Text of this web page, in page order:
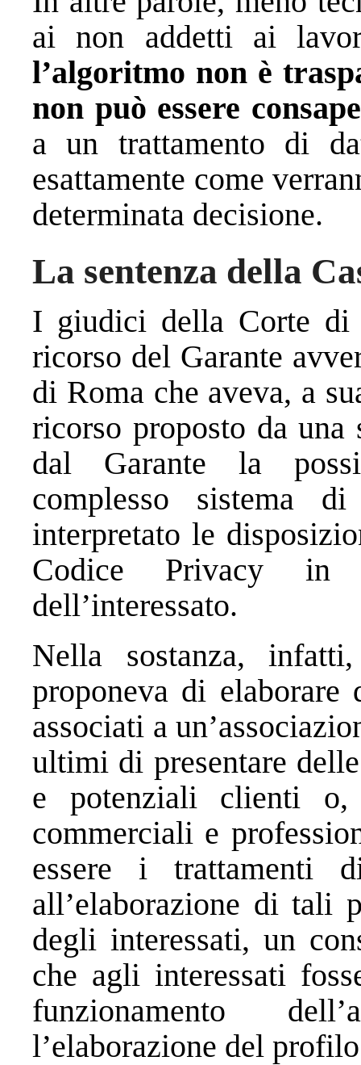
ai non addetti ai
l’algoritmo non è
non può essere
a un trattamento di
esattamente come
determinata decisione.
La sentenza della
I giudici della Corte di
ricorso del Garante
di Roma che aveva, a
ricorso proposto da
dal Garante la
complesso sistema
interpretato le
Codice Privacy in
dell’interessato.
Nella sostanza,
proponeva di
associati a
ultimi di presentare
e potenziali clienti o,
commerciali e
essere i trattamenti
all’elaborazione di tali
degli interessati, un
che agli interessati
funzionamento
l’elaborazione del